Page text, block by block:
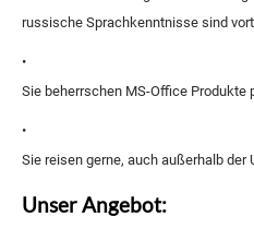
russische Sprachkenntnisse sind
•
Sie beherrschen MS-Office Produkte
•
Sie reisen gerne, auch außerhalb der
Unser Angebot: